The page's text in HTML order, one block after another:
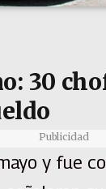
30
Publicidad
y fue